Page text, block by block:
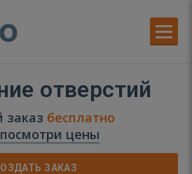
отверстий
заказ бесплатно
посмотри цены
ЗАКАЗ